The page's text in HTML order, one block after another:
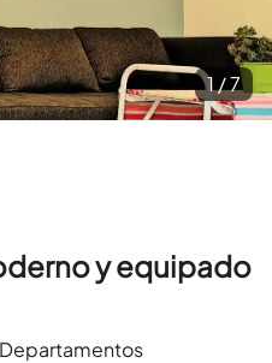
y equipado
Departamentos
1 /7